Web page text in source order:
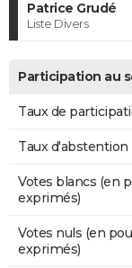
Patrice Grudé
Liste Divers
Participation au
Taux de
Taux d'abstention
Votes blancs (en
exprimés)
Votes nuls (en
exprimés)